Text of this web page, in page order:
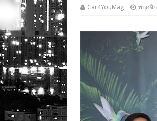
Car4YouMag พฤศจิ